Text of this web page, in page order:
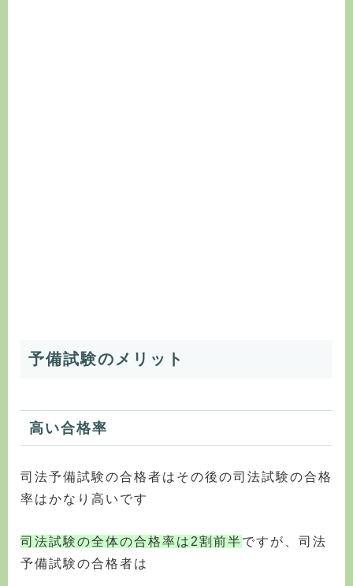
予備試験のメリット
高い合格率
司法予備試験の合格者はその後の司法試験の合格
率はかなり高いです
司法試験の全体の合格率は2割前半ですが、司法
予備試験の合格者は